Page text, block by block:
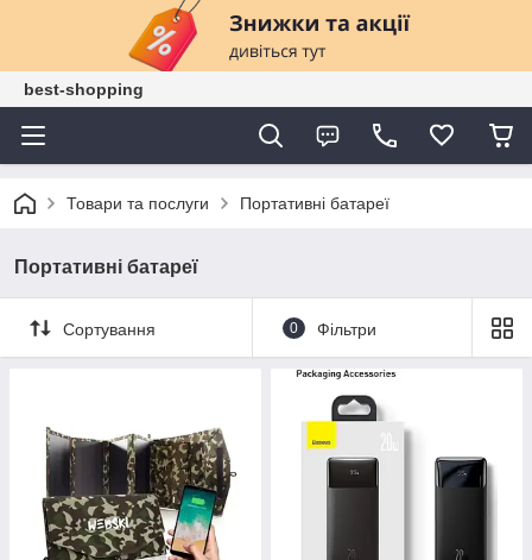
best-shopping
Товари та послуги Портативні батареї
Портативні батареї
Сортування 0 Фільтри